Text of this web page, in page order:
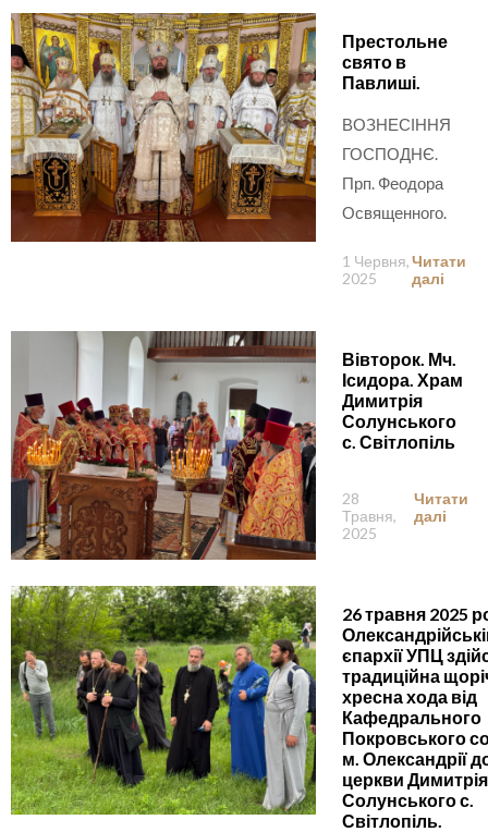
Престольне
свято в
Павлиші.
ВОЗНЕСІННЯ
ГОСПОДНЄ.
Прп. Феодора
Освященного.
1 Червня,
2025
Читати
далі
Вівторок. Мч.
Ісидора. Храм
Димитрія
Солунського
с. Світлопіль
28
Травня,
2025
Читати
далі
26 травня 2025
єпархії УПЦ
традиційна
хресна хода від
Кафедрального
Покровського
м. Олександрії
церкви Димитрія
Солунського с.
Світлопіль.